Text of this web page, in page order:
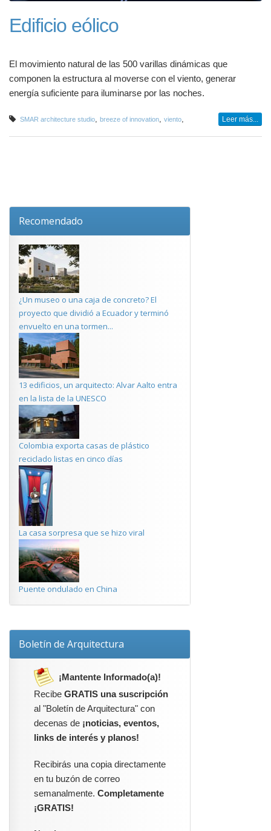
Edificio eólico
El movimiento natural de las 500 varillas dinámicas que
componen la estructura al moverse con el viento, generar
energía suficiente para iluminarse por las noches.
SMAR architecture studio, breeze of innovation, viento, Leer más...
Recomendado
¿Un museo o una caja de concreto? El
proyecto que dividió a Ecuador y terminó
envuelto en una tormen...
13 edificios, un arquitecto: Alvar Aalto entra
en la lista de la UNESCO
Colombia exporta casas de plástico
reciclado listas en cinco días
La casa sorpresa que se hizo viral
Puente ondulado en China
Boletín de Arquitectura
¡Mantente Informado(a)!
Recibe GRATIS una suscripción
al "Boletín de Arquitectura" con
decenas de ¡noticias, eventos,
links de interés y planos!
Recibirás una copia directamente
en tu buzón de correo
semanalmente. Completamente
¡GRATIS!